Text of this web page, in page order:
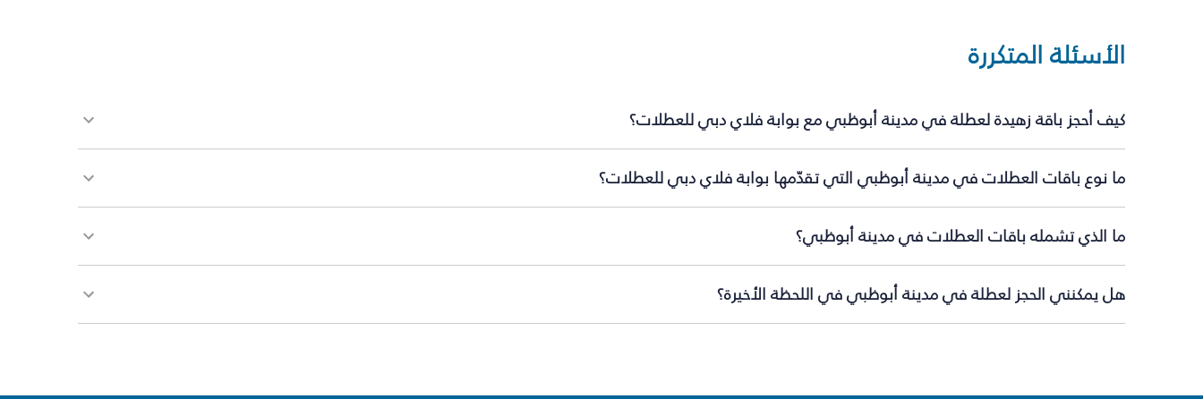
الأسئلة المتكررة
كيف أحجز باقة زهيدة لعطلة في مدينة أبوظبي مع بوابة فلاي دبي للعطلات؟
ما نوع باقات العطلات في مدينة أبوظبي التي تقدّمها بوابة فلاي دبي للعطلات؟
ما الذي تشمله باقات العطلات في مدينة أبوظبي؟
هل يمكنني الحجز لعطلة في مدينة أبوظبي في اللحظة الأخيرة؟